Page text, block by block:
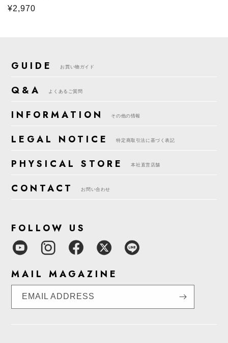
通
¥2,970
GUIDE お買い物ガイド
Q&A よくあるご質問
INFORMATION その他の情報
LEGAL NOTICE 特定商取引法に基づく表記
PHYSICAL STORE 本社直営店舗
CONTACT お問い合わせ
FOLLOW US
MAIL MAGAZINE
EMAIL ADDRESS